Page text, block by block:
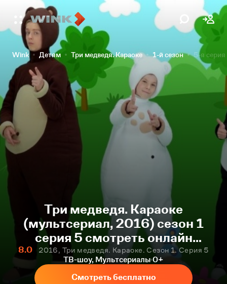
Wink Детям Три медведя. Караоке 1-й сезон 5-я серия
Три медведя. Караоке
(мультсериал, 2016) сезон 1
серия 5 смотреть онлайн
бесплатно
8.0
2016, Три медведя. Караоке. Сезон 1. Серия 5
ТВ-шоу, Мультсериалы 0+
Смотреть бесплатно